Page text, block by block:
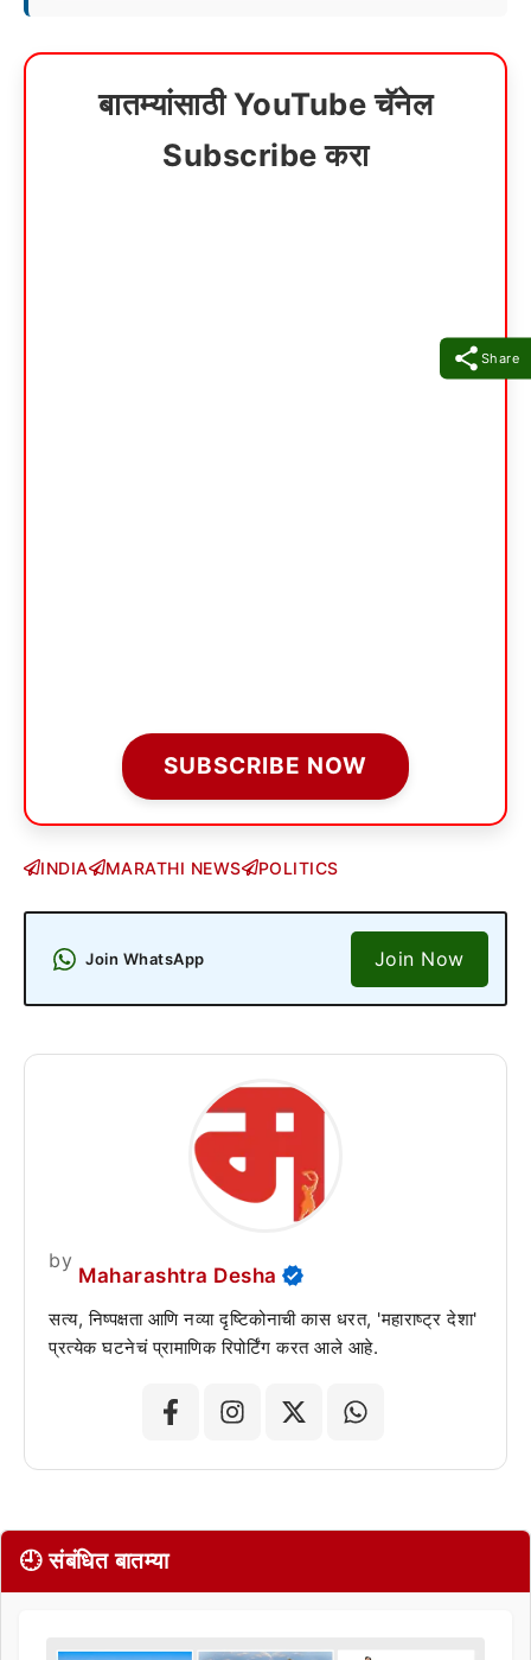
Share
बातम्यांसाठी YouTube चॅनेल
Subscribe करा
SUBSCRIBE NOW
INDIA MARATHI NEWS POLITICS
Join WhatsApp Join Now
by
Maharashtra Desha
सत्य, निष्पक्षता आणि नव्या दृष्टिकोनाची कास धरत, 'महाराष्ट्र देशा'
प्रत्येक घटनेचं प्रामाणिक रिपोर्टिंग करत आले आहे.
🕘 संबंधित बातम्या